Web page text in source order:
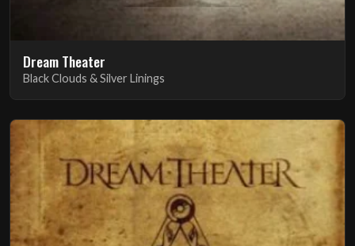
Dream Theater
Black Clouds & Silver Linings